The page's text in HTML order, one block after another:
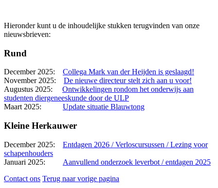
Hieronder kunt u de inhoudelijke stukken terugvinden van onze
nieuwsbrieven:
Rund
December 2025: Collega Mark van der Heijden is geslaagd!
November 2025: De nieuwe directeur stelt zich aan u voor!
Augustus 2025: Ontwikkelingen rondom het onderwijs aan
studenten diergeneeskunde door de ULP
Maart 2025: Update situatie Blauwtong
Kleine Herkauwer
December 2025: Entdagen 2026 / Verloscursussen / Lezing voor
schapenhouders
Januari 2025: Aanvullend onderzoek leverbot / entdagen 2025
Contact ons Terug naar vorige pagina